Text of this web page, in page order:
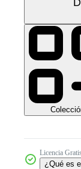
Licencia
¿Qué es